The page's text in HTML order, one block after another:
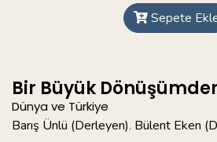
Sepete
Bir Büyük
Dünya ve Türkiye
Barış Ünlü (Derleyen), Bülent Eken